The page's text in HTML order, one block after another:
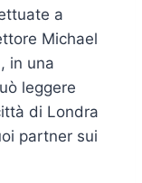
a
Michael
in una
leggere
di Londra
partner sui